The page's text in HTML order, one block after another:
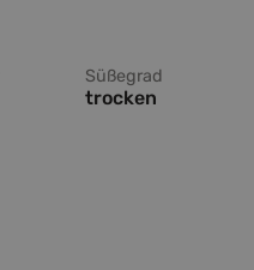
Süßegrad
trocken